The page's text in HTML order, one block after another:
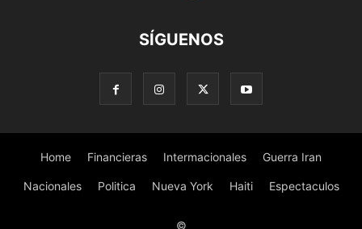
SÍGUENOS
Home Financieras Intermacionales Guerra Iran
Nacionales Politica Nueva York Haiti Espectaculos
©